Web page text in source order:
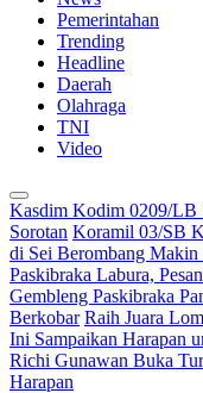
Pemerintahan
Trending
Headline
Daerah
Olahraga
TNI
Video
Kasdim Kodim 0209/LB
Sorotan Koramil 03/SB
di Sei Berombang
Paskibraka Labura,
Gembleng Paskibraka
Berkobar Raih Juara
Ini Sampaikan Harapan
Richi Gunawan Buka
Harapan